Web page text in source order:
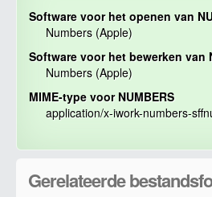
Software voor het openen van
Numbers (Apple)
Software voor het bewerken van
Numbers (Apple)
MIME-type voor NUMBERS
application/x-iwork-numbers-
Gerelateerde